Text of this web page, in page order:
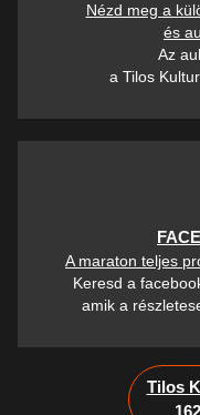
Nézd meg a
és
Az
a Tilos
A maraton teljes
Keresd a
amik a
Tilos